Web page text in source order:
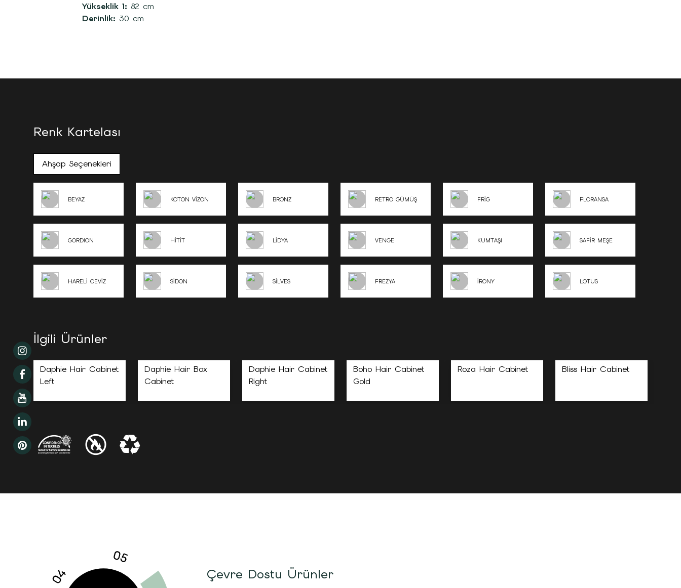
Yükseklik 1: 82 cm
Derinlik: 30 cm
Renk Kartelası
Ahşap Seçenekleri
BEYAZ KOTON VİZON BRONZ RETRO GÜMÜŞ FRİG FLORANSA
GORDION HİTİT LİDYA VENGE KUMTAŞI SAFİR MEŞE
HARELİ CEVİZ SİDON SİLVES FREZYA İRONY LOTUS
İlgili Ürünler
Daphie Hair Cabinet
Left
Daphie Hair Box
Cabinet
Daphie Hair Cabinet
Right
Boho Hair Cabinet
Gold
Roza Hair Cabinet Bliss Hair Cabinet
Çevre Dostu Ürünler